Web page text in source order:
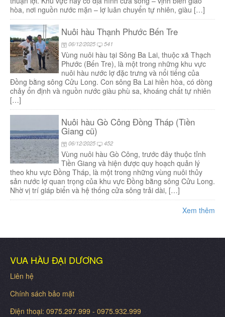
hòa, nơi nguồn nước mặn – lợ luân chuyển tự nhiên, giàu […]
Nuôi hàu Thạnh Phước Bến Tre
06/12/2025 541
Vùng nuôi hàu tại Sông Ba Lai, thuộc xã Thạch
Phước (Bến Tre), là một trong những khu vực
nuôi hàu nước lợ đặc trưng và nổi tiếng của
Đồng bằng sông Cửu Long. Con sông Ba Lai hiền hòa, có dòng
chảy ổn định và nguồn nước giàu phù sa, khoáng chất tự nhiên
[…]
Nuôi hàu Gò Công Đồng Tháp (Tiền
Giang cũ)
06/12/2025 452
Vùng nuôi hàu Gò Công, trước đây thuộc tỉnh
Tiền Giang và hiện được quy hoạch quản lý
theo khu vực Đồng Tháp, là một trong những vùng nuôi thủy
sản nước lợ quan trọng của khu vực Đồng bằng sông Cửu Long.
Nhờ vị trí giáp biển và hệ thống cửa sông trải dài, […]
Xem thêm
VUA HÀU ĐẠI DƯƠNG
Liên hệ
Chính sách bảo mật
Điện thoại: 0975.297.999 - 0975.932.999